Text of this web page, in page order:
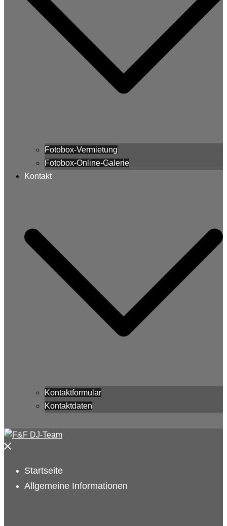
Fotobox-Vermietung
Fotobox-Online-Galerie
Kontakt
Kontaktformular
Kontaktdaten
Menü
Startseite
Allgemeine Informationen